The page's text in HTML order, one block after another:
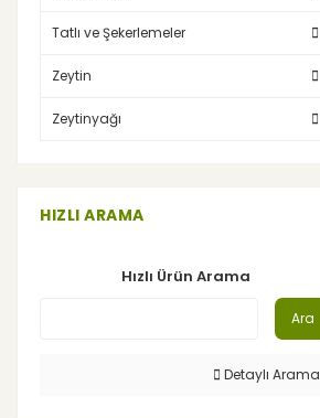
Tatlı ve Şekerlemeler
Zeytin
Zeytinyağı
HIZLI ARAMA
Hızlı Ürün Arama
Ara
Detaylı Arama